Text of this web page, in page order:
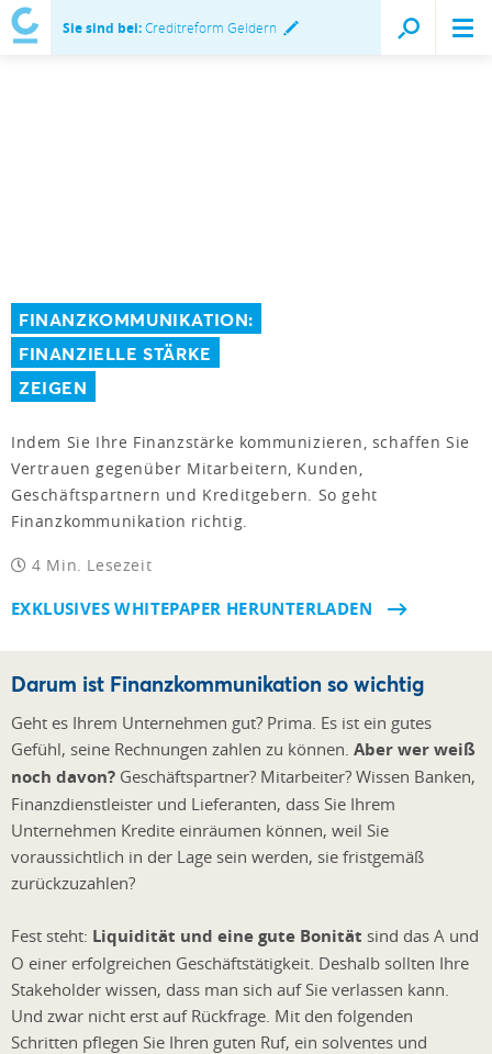
Sie sind bei:Creditreform Geldern
FINANZKOMMUNIKATION:
FINANZIELLE STÄRKE
ZEIGEN
Indem Sie Ihre Finanzstärke kommunizieren, schaffen Sie
Vertrauen gegenüber Mitarbeitern, Kunden,
Geschäftspartnern und Kreditgebern. So geht
Finanzkommunikation richtig.
4 Min. Lesezeit
EXKLUSIVES WHITEPAPER HERUNTERLADEN
Darum ist Finanzkommunikation so wichtig
Geht es Ihrem Unternehmen gut? Prima. Es ist ein gutes
Gefühl, seine Rechnungen zahlen zu können. Aber wer weiß
noch davon? Geschäftspartner? Mitarbeiter? Wissen Banken,
Finanzdienstleister und Lieferanten, dass Sie Ihrem
Unternehmen Kredite einräumen können, weil Sie
voraussichtlich in der Lage sein werden, sie fristgemäß
zurückzuzahlen?
Fest steht: Liquidität und eine gute Bonität sind das A und
O einer erfolgreichen Geschäftstätigkeit. Deshalb sollten Ihre
Stakeholder wissen, dass man sich auf Sie verlassen kann.
Und zwar nicht erst auf Rückfrage. Mit den folgenden
Schritten pflegen Sie Ihren guten Ruf, ein solventes und